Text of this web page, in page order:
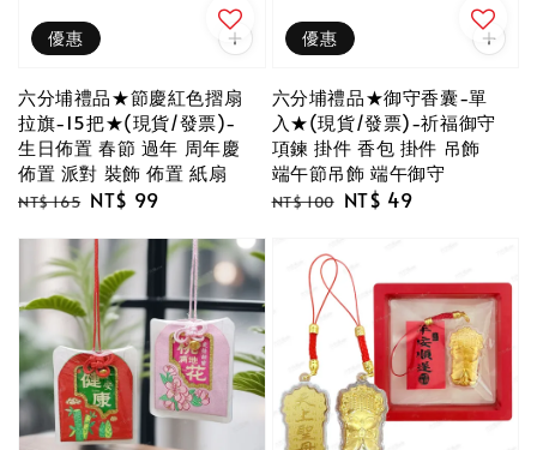
優惠
六分埔禮品★節慶紅色摺扇
拉旗-15把★(現貨/發票)-
生日佈置 春節 過年 周年慶
佈置 派對 裝飾 佈置 紙扇
Regular
NT$ 165 Sale
NT$ 99
優惠
六分埔禮品★御守香囊-單
入★(現貨/發票)-祈福御守
項鍊 掛件 香包 掛件 吊飾
端午節吊飾 端午御守
Regular
NT$ 100 Sale
NT$ 49